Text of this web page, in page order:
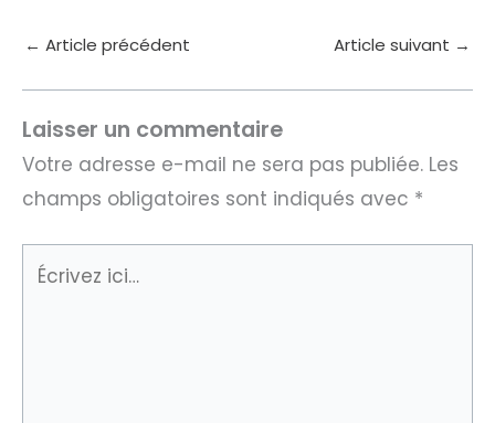
← Article précédent Article suivant →
Laisser un commentaire
Votre adresse e-mail ne sera pas publiée. Les
champs obligatoires sont indiqués avec *
Écrivez